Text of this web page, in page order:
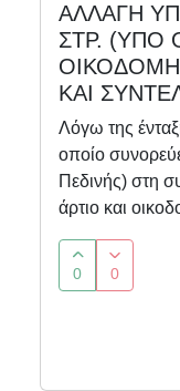
ΑΛΛΑΓΗ
ΣΤΡ. (ΥΠΟ
ΚΑΙ
Λόγω της
οποίο
Πεδινής) στη
άρτιο και
0 0